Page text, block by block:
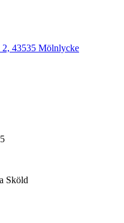
2, 43535 Mölnlycke
Sköld